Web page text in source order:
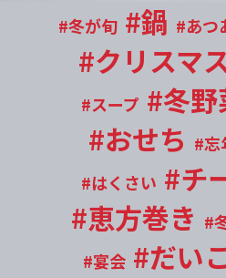
#冬が旬 #鍋 #あつ
#クリスマ
#スープ #冬野
#おせち #忘
#はくさい #チ
#恵方巻き #
#宴会 #だい